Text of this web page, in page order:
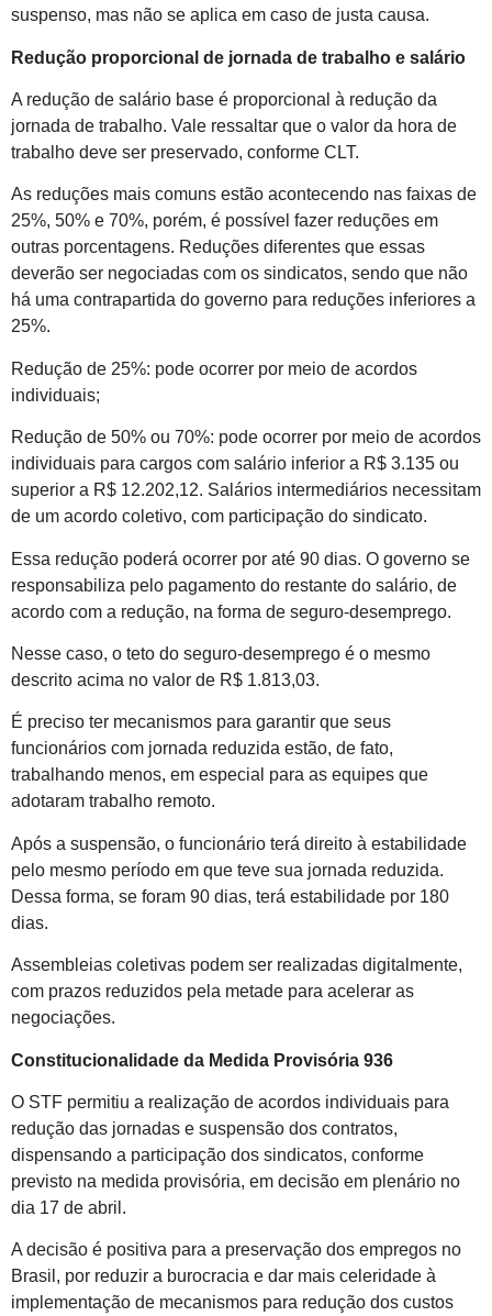
suspenso, mas não se aplica em caso de justa causa.
Redução proporcional de jornada de trabalho e salário
A redução de salário base é proporcional à redução da
jornada de trabalho. Vale ressaltar que o valor da hora de
trabalho deve ser preservado, conforme CLT.
As reduções mais comuns estão acontecendo nas faixas de
25%, 50% e 70%, porém, é possível fazer reduções em
outras porcentagens. Reduções diferentes que essas
deverão ser negociadas com os sindicatos, sendo que não
há uma contrapartida do governo para reduções inferiores a
25%.
Redução de 25%: pode ocorrer por meio de acordos
individuais;
Redução de 50% ou 70%: pode ocorrer por meio de acordos
individuais para cargos com salário inferior a R$ 3.135 ou
superior a R$ 12.202,12. Salários intermediários necessitam
de um acordo coletivo, com participação do sindicato.
Essa redução poderá ocorrer por até 90 dias. O governo se
responsabiliza pelo pagamento do restante do salário, de
acordo com a redução, na forma de seguro-desemprego.
Nesse caso, o teto do seguro-desemprego é o mesmo
descrito acima no valor de R$ 1.813,03.
É preciso ter mecanismos para garantir que seus
funcionários com jornada reduzida estão, de fato,
trabalhando menos, em especial para as equipes que
adotaram trabalho remoto.
Após a suspensão, o funcionário terá direito à estabilidade
pelo mesmo período em que teve sua jornada reduzida.
Dessa forma, se foram 90 dias, terá estabilidade por 180
dias.
Assembleias coletivas podem ser realizadas digitalmente,
com prazos reduzidos pela metade para acelerar as
negociações.
Constitucionalidade da Medida Provisória 936
O STF permitiu a realização de acordos individuais para
redução das jornadas e suspensão dos contratos,
dispensando a participação dos sindicatos, conforme
previsto na medida provisória, em decisão em plenário no
dia 17 de abril.
A decisão é positiva para a preservação dos empregos no
Brasil, por reduzir a burocracia e dar mais celeridade à
implementação de mecanismos para redução dos custos